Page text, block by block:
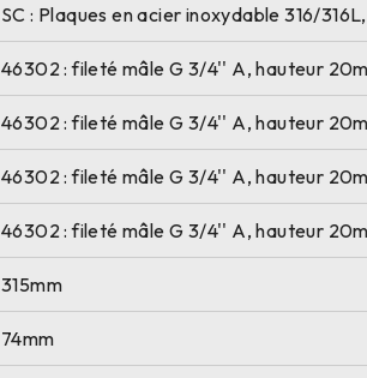
SC : Plaques en acier inoxydable 316/
46302 : fileté mâle G 3/4'' A, hauteur
46302 : fileté mâle G 3/4'' A, hauteur
46302 : fileté mâle G 3/4'' A, hauteur
46302 : fileté mâle G 3/4'' A, hauteur
315mm
74mm